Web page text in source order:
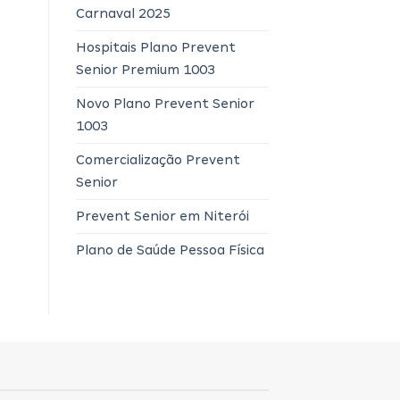
Carnaval 2025
Hospitais Plano Prevent
Senior Premium 1003
Novo Plano Prevent Senior
1003
Comercialização Prevent
Senior
Prevent Senior em Niterói
Plano de Saúde Pessoa Física